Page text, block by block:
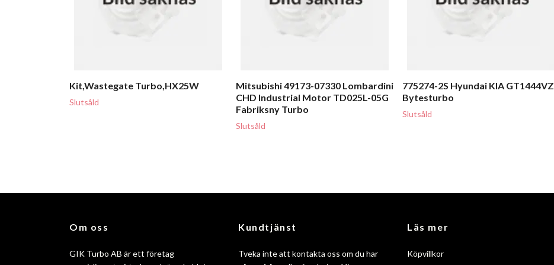
Kit,Wastegate Turbo,HX25W
Slutsåld
Mitsubishi 49173-07330 Lombardini
CHD Industrial Motor TD025L-05G
Fabriksny Turbo
Slutsåld
775274-2S Hyundai KIA GT1444VZ
Bytesturbo
Slutsåld
Om oss
GIK Turbo AB är ett företag
Kundtjänst
Tveka inte att kontakta oss om du har
Läs mer
Köpvillkor